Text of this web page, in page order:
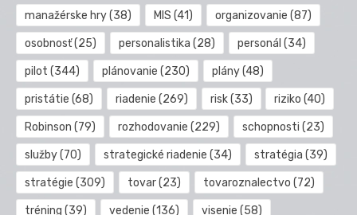
manažérske hry(38) MIS (41) organizovanie (87)
osobnosť(25) personalistika (28) personál (34)
pilot (344) plánovanie (230) plány(48)
pristátie (68) riadenie (269) risk(33) riziko (40)
Robinson (79) rozhodovanie (229) schopnosti (23)
služby(70) strategické riadenie (34) stratégia (39)
stratégie (309) tovar(23) tovaroznalectvo (72)
tréning (39) vedenie (136) visenie (58)